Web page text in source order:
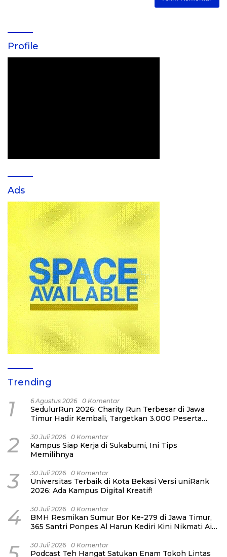
Profile
Ads
Trending
1 6 Agustus 2026 0 Komentar
SedulurRun 2026: Charity Run Terbesar di Jawa
Timur Hadir Kembali, Targetkan 3.000 Peserta
Honorer
2 30 Juli 2026 0 Komentar
Kampus Siap Kerja di Sukabumi, Ini Tips
Memilihnya
3 30 Juli 2026 0 Komentar
Universitas Terbaik di Kota Bekasi Versi uniRank
2026: Ada Kampus Digital Kreatif!
4 30 Juli 2026 0 Komentar
BMH Resmikan Sumur Bor Ke-279 di Jawa Timur,
365 Santri Ponpes Al Harun Kediri Kini Nikmati Air
30 Juli 2026 0 Komentar
Podcast Teh Hangat Satukan Enam Tokoh Lintas